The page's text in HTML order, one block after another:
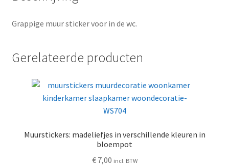
Grappige muur sticker voor in de wc.
Gerelateerde producten
Muurstickers: madeliefjes in verschillende kleuren in
bloempot
€7,00 incl. BTW